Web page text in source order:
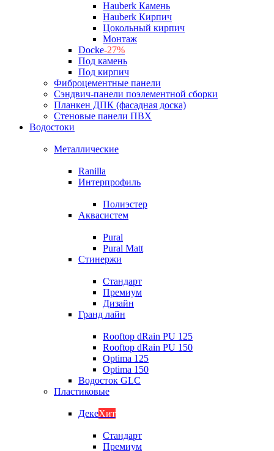
Hauberk Камень
Hauberk Кирпич
Цокольный кирпич
Монтаж
Docke-27%
Под камень
Под кирпич
Фиброцементные панели
Сэндвич-панели поэлементной сборки
Планкен ДПК (фасадная доска)
Стеновые панели ПВХ
Водостоки
Металлические
Ranilla
Интерпрофиль
Полиэстер
Аквасистем
Pural
Pural Matt
Стинержи
Стандарт
Премиум
Дизайн
Гранд лайн
Rooftop dRain PU 125
Rooftop dRain PU 150
Optima 125
Optima 150
Водосток GLC
Пластиковые
ДекеХит
Стандарт
Премиум